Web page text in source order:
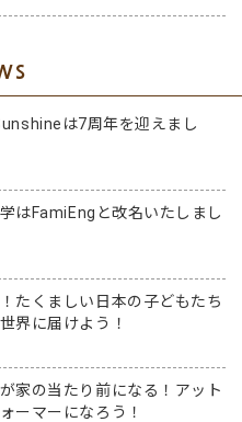
は7周年を迎えまし
はFamiEngと改名いたしまし
たくましい日本の子どもたち
界に届けよう！
家の当たり前になる！アット
ーマーになろう！